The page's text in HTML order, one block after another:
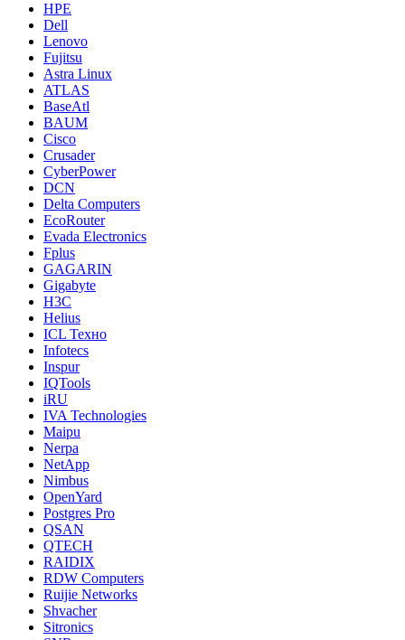
HPE
Dell
Lenovo
Fujitsu
Astra Linux
ATLAS
BaseAtl
BAUM
Cisco
Crusader
CyberPower
DCN
Delta Computers
EcoRouter
Evada Electronics
Fplus
GAGARIN
Gigabyte
H3C
Helius
ICL Техно
Infotecs
Inspur
IQTools
iRU
IVA Technologies
Maipu
Nerpa
NetApp
Nimbus
OpenYard
Postgres Pro
QSAN
QTECH
RAIDIX
RDW Computers
Ruijie Networks
Shvacher
Sitronics